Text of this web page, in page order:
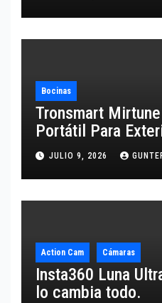
Bocinas
Tronsmart
Portátil Para
JULIO 9, 2026
Action Cam Cámaras
Insta360 Luna
lo cambia todo.